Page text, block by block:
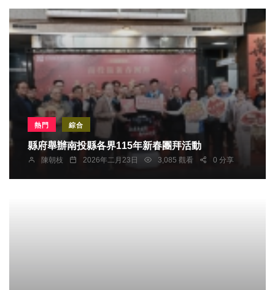
熱門 綜合
縣府舉辦南投縣各界115年新春團拜活動
陳朝枝 2026年二月23日 3,085 觀看 0 分享